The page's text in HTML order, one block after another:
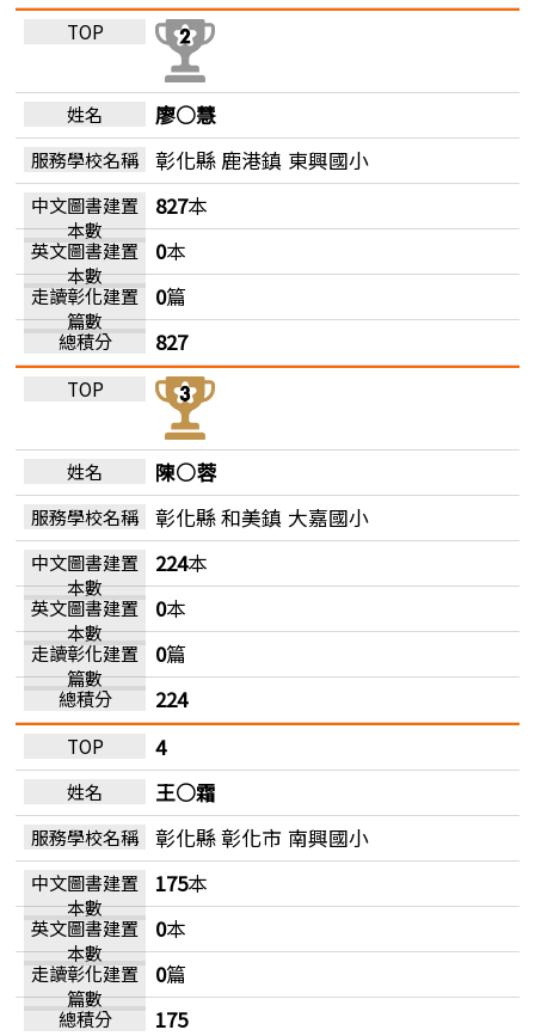
廖○慧
彰化縣 鹿港鎮 東興國小
827本
0本
0篇
827
陳○蓉
彰化縣 和美鎮 大嘉國小
224本
0本
0篇
224
4
王○霜
彰化縣 彰化市 南興國小
175本
0本
0篇
175